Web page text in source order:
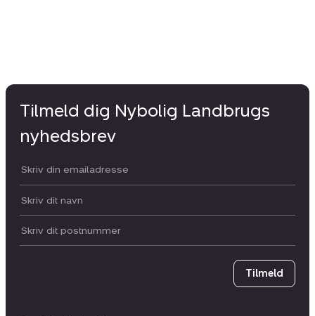
Tilmeld dig Nybolig Landbrugs
nyhedsbrev
Din email:
Dit navn:
Postnummer
Tilmeld